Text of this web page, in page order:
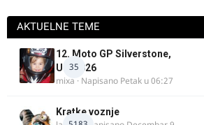
AKTUELNE TEME
35
12. Moto GP Silverstone,
UK, 2026
mixa · Napisano Petak u 06:27
Kratke voznje